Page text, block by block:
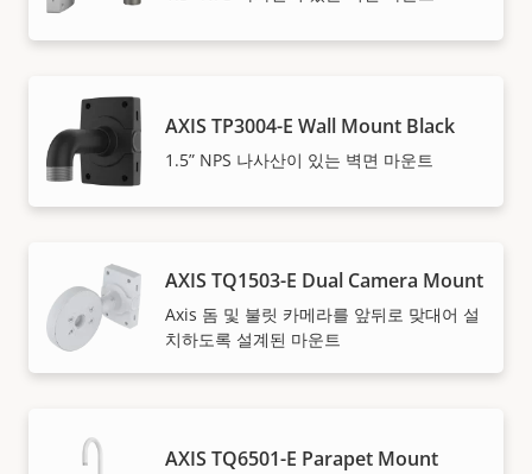
AXIS TP3004-E Wall Mount Black
1.5” NPS 나사산이 있는 벽면 마운트
AXIS TQ1503-E Dual Camera Mount
Axis 돔 및 불릿 카메라를 앞뒤로 맞대어 설
치하도록 설계된 마운트
AXIS TQ6501-E Parapet Mount